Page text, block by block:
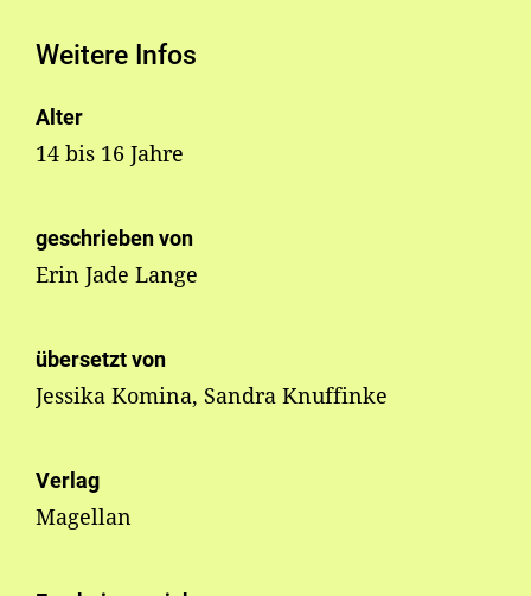
Weitere Infos
Alter
14 bis 16 Jahre
geschrieben von
Erin Jade Lange
übersetzt von
Jessika Komina, Sandra Knuffinke
Verlag
Magellan